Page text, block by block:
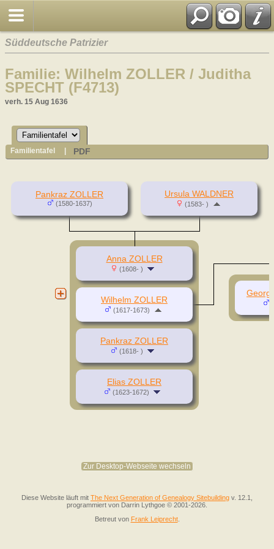
Süddeutsche Patrizier
Familie: Wilhelm ZOLLER / Juditha
SPECHT (F4713)
verh. 15 Aug 1636
Familientafel PDF
Pankraz ZOLLER
(1580-1637)
Ursula WALDNER
(1583- )
Anna ZOLLER
(1608- )
Pankraz ZOLLER
(1618- )
Elias ZOLLER
(1623-1672)
Wilhelm ZOLLER
(1617-1673)
Georg
Zur Desktop-Webseite wechseln
Diese Website läuft mit The Next Generation of Genealogy Sitebuilding v. 12.1,
programmiert von Darrin Lythgoe © 2001-2026.
Betreut von Frank Leiprecht.